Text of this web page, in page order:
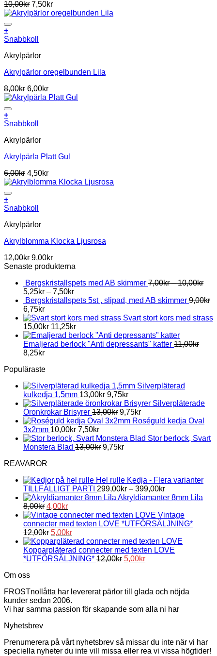
10,00kr 7,50kr
+
Snabbkoll
Akrylpärlor
Akrylpärlor oregelbunden Lila
8,00kr 6,00kr
+
Snabbkoll
Akrylpärlor
Akrylpärla Platt Gul
6,00kr 4,50kr
+
Snabbkoll
Akrylpärlor
Akrylblomma Klocka Ljusrosa
12,00kr 9,00kr
Senaste produkterna
Bergskristallspets med AB skimmer 7,00kr–10,00kr
5,25kr – 7,50kr
Bergskristallspets 5st , slipad, med AB skimmer 9,00kr
6,75kr
Svart stort kors med strass
15,00kr 11,25kr
Emaljerad berlock "Anti depressants" katter 11,00kr
8,25kr
Populäraste
Silverpläterad
kulkedja 1,5mm 13,00kr 9,75kr
Silverpläterade
Öronkrokar Brisyrer 13,00kr 9,75kr
Roséguld kedja Oval
3x2mm 10,00kr 7,50kr
Stor berlock, Svart
Monstera Blad 13,00kr 9,75kr
REAVAROR
Hel rulle Kedja - Flera varianter
TILLFÄLLIGT PARTI 299,00kr – 399,00kr
Akryldiamanter 8mm Lila
8,00kr Det
ursprungliga
priset
var:
8,00kr.
4,00krDet
nuvarande
priset
är:
4,00kr.
Vintage
connecter med texten LOVE *UTFÖRSÄLJNING*
12,00kr Det
ursprungliga
priset
var:
5,00krDet
nuvarande
priset
är:
Kopparpläterad connecter med texten LOVE
*UTFÖRSÄLJNING* 12,00kr Det
12,00kr.
5,00krDet
5,00kr.
Om oss
FROSTnollåtta har levererat pärlor till glada och nöjda
kunder sedan 2006.
Vi har samma passion för skapande som alla ni har
Nyhetsbrev
Prenumerera på vårt nyhetsbrev så missar du inte när vi har
speciella nyheter du inte vill missa eller rea vi vissa högtider!